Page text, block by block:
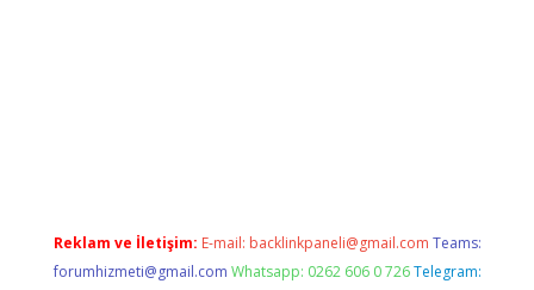
Reklam ve İletişim: E-mail: backlinkpaneli@gmail.com Teams:
forumhizmeti@gmail.com Whatsapp: 0262 606 0 726 Telegram: